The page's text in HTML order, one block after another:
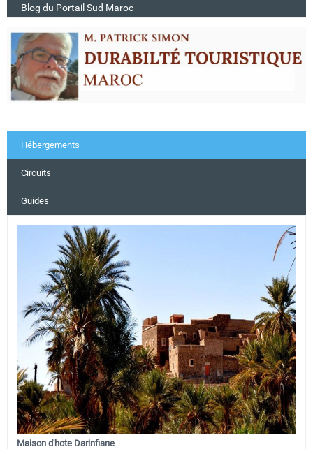
Blog du Portail Sud Maroc
Hébergements
Circuits
Guides
Maison d'hote Darinfiane